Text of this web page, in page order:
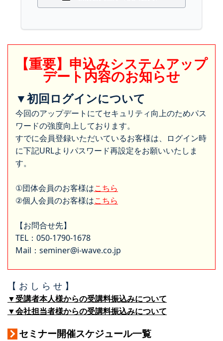
【重要】申込みシステムアップ
デート内容のお知らせ
▼初回ログインについて
今回のアップデートにてセキュリティ向上のためパス
ワードの強度向上しております。
すでに会員登録いただいているお客様は、ログイン時
に下記URLよりパスワード再設定をお願いいたしま
す。
①団体会員のお客様はこちら
②個人会員のお客様はこちら
【お問合せ先】
TEL：050-1790-1678
Mail：seminer@i-wave.co.jp
【 お し ら せ 】
▼受講者本人様からの受講料振込みについて
▼会社担当者様からの受講料振込みについて
セミナー開催スケジュール一覧